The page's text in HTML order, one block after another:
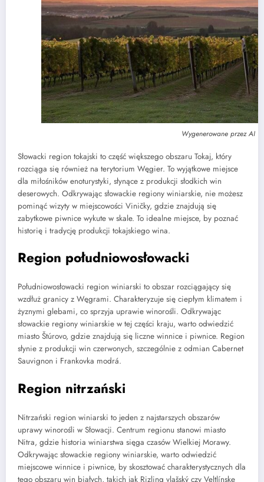
Wygenerowane przez AI
Słowacki region tokajski to część większego obszaru Tokaj, który
rozciąga się również na terytorium Węgier. To wyjątkowe miejsce
dla miłośników enoturystyki, słynące z produkcji słodkich win
deserowych. Odkrywając słowackie regiony winiarskie, nie możesz
pominąć wizyty w miejscowości Viničky, gdzie znajdują się
zabytkowe piwnice wykute w skale. To idealne miejsce, by poznać
historię i tradycję produkcji tokajskiego wina.
Region południowosłowacki
Południowosłowacki region winiarski to obszar rozciągający się
wzdłuż granicy z Węgrami. Charakteryzuje się ciepłym klimatem i
żyznymi glebami, co sprzyja uprawie winorośli. Odkrywając
słowackie regiony winiarskie w tej części kraju, warto odwiedzić
miasto Štúrovo, gdzie znajdują się liczne winnice i piwnice. Region
słynie z produkcji win czerwonych, szczególnie z odmian Cabernet
Sauvignon i Frankovka modrá.
Region nitrzański
Nitrzański region winiarski to jeden z najstarszych obszarów
uprawy winorośli w Słowacji. Centrum regionu stanowi miasto
Nitra, gdzie historia winiarstwa sięga czasów Wielkiej Morawy.
Odkrywając słowackie regiony winiarskie, warto odwiedzić
miejscowe winnice i piwnice, by skosztować charakterystycznych dla
tego obszaru win białych, takich jak Rizling vlašský czy Veltlínske